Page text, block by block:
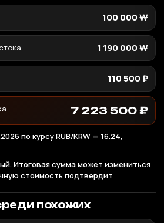
100 000 ₩
1 190 000 ₩
110 500 ₽
7 223 500 ₽
по курсу RUB/KRW = 16.24,
Итоговая сумма может измениться
стоимость подтвердит
похожих